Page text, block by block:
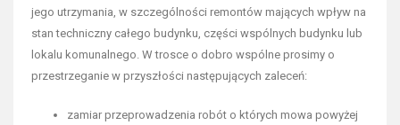
jego utrzymania, w szczególności remontów mających wpływ na
stan techniczny całego budynku, części wspólnych budynku lub
lokalu komunalnego. W trosce o dobro wspólne prosimy o
przestrzeganie w przyszłości następujących zaleceń:
zamiar przeprowadzenia robót o których mowa powyżej